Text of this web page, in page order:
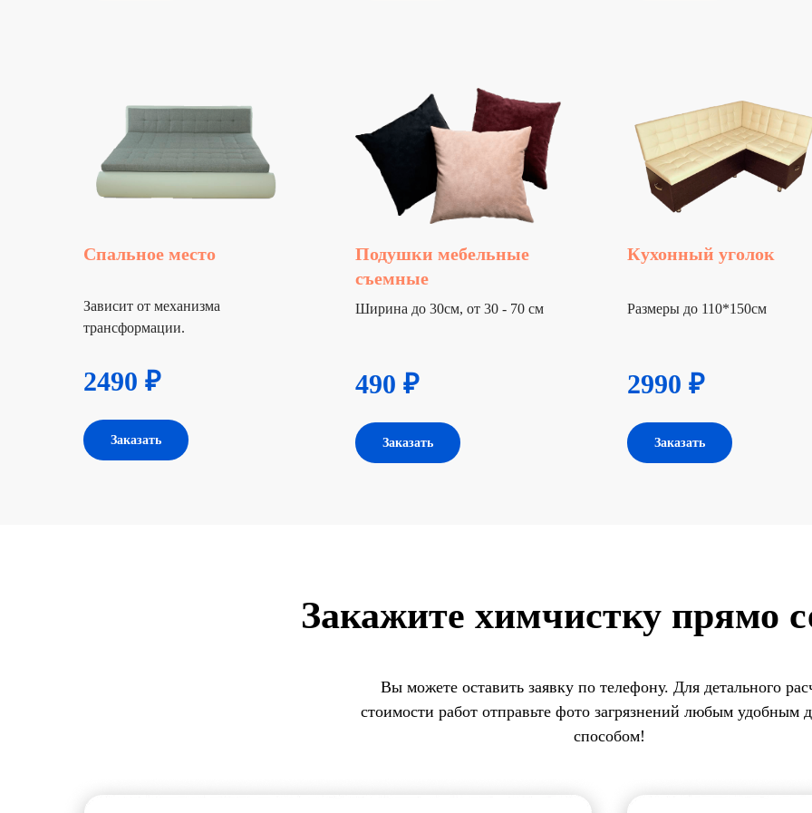
Спальное место
Зависит от механизма
трансформации.
2490 ₽
Заказать
Подушки мебельные
съемные
Ширина до 30см, от 30 - 70 см
490 ₽
Заказать
Кухонный уголок
Размеры до 110*150см
2990 ₽
Заказать
Закажите химчистку прямо
Вы можете оставить заявку по телефону. Для детального
стоимости работ отправьте фото загрязнений любым удобным
способом!